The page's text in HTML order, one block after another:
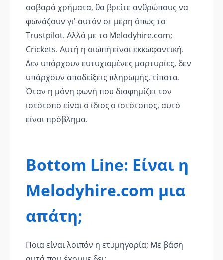
σοβαρά χρήματα, θα βρείτε ανθρώπους να
φωνάζουν γι' αυτόν σε μέρη όπως το
Trustpilot. Αλλά με το Melodyhire.com;
Crickets. Αυτή η σιωπή είναι εκκωφαντική.
Δεν υπάρχουν ευτυχισμένες μαρτυρίες, δεν
υπάρχουν αποδείξεις πληρωμής, τίποτα.
Όταν η μόνη φωνή που διαφημίζει τον
ιστότοπο είναι ο ίδιος ο ιστότοπος, αυτό
είναι πρόβλημα.
Bottom Line: Είναι η
Melodyhire.com μια
απάτη;
Ποια είναι λοιπόν η ετυμηγορία; Με βάση